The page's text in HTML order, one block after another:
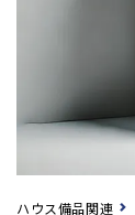
ハウス備品関連